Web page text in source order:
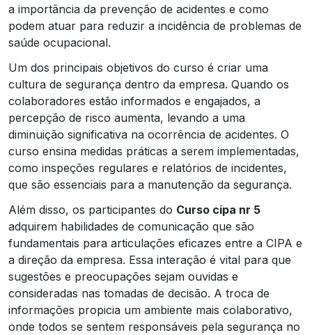
a importância da prevenção de acidentes e como
podem atuar para reduzir a incidência de problemas de
saúde ocupacional.
Um dos principais objetivos do curso é criar uma
cultura de segurança dentro da empresa. Quando os
colaboradores estão informados e engajados, a
percepção de risco aumenta, levando a uma
diminuição significativa na ocorrência de acidentes. O
curso ensina medidas práticas a serem implementadas,
como inspeções regulares e relatórios de incidentes,
que são essenciais para a manutenção da segurança.
Além disso, os participantes do Curso cipa nr 5
adquirem habilidades de comunicação que são
fundamentais para articulações eficazes entre a CIPA e
a direção da empresa. Essa interação é vital para que
sugestões e preocupações sejam ouvidas e
consideradas nas tomadas de decisão. A troca de
informações propicia um ambiente mais colaborativo,
onde todos se sentem responsáveis pela segurança no